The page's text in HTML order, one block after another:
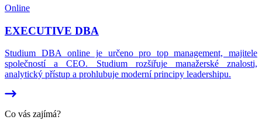
Online
EXECUTIVE DBA
Studium DBA online je určeno pro top management, majitele
společností a CEO. Studium rozšiřuje manažerské znalosti,
analytický přístup a prohlubuje moderní principy leadershipu.
Co vás zajímá?